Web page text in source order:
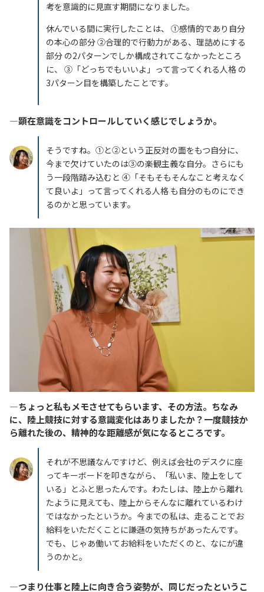
考を意識的に見直す期間になりました。
休んでいる間に実行したことは、 ①感情的であり自分
の本心の部分 ②合理的で行動力がある、理詰めにする
部分 の2パターンでしか構成されてこなかったところ
に、 ③「どっちでもいいよ」って言ってくれる人格 の
3パターン目を構築したことです。
―顕在意識をコントロールしていく感じでしょうか。
そうですね。①と②という正反対の面をもつ自分に、
今まで欠けていたのは③の楽観主義な自分。さらにも
う一段階踏み込むと ④「そもそもそんなこと考えなく
て良いよ」って言ってくれる人格 も自分のものにでき
るのかと思っています。
―ちょっと私もメモさせてもらいます、その方法。ちなみ
に、陸上競技に対する意識変化はありましたか？一度競技か
ら離れた後の、精神的な距離感が気になるところです。
それが不思議なんですけど、例えば会社のデスクに座
ってキーボードを叩きながら、「私いま、陸上をして
いる」とふと思ったんです。わたしは、陸上から離れ
たように見えても、陸上からそんなに離れているわけ
ではなかったというか。今までの私は、走ることでお
給料をいただくことに謙遜の気持ちがあったんです。
でも、じゃあ働いてお給料をいただくのと、なにが違
うのかと。
―つまり仕事と陸上に向き合う姿勢が、同じだったというこ